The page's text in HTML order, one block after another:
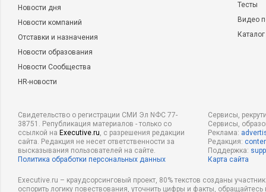
Новости дня
Новости компаний
Отставки и назначения
Новости образования
Новости Сообщества
HR-новости
Тесты
Видео
Свидетельство о регистрации СМИ Эл NФС 77-
38751. Републикация материалов - только со
ссылкой на Executive.ru, с разрешения редакции
сайта. Редакция не несет ответственности за
высказывания пользователей на сайте.
Политика обработки персональных данных
Сервисы,
Сервисы,
Реклама:
Редакция:
Поддержка:
Карта сайта
Executive.ru – краудсорсинговый проект, 80% текстов созданы
оспорить логику повествования, уточнить цифры и факты,